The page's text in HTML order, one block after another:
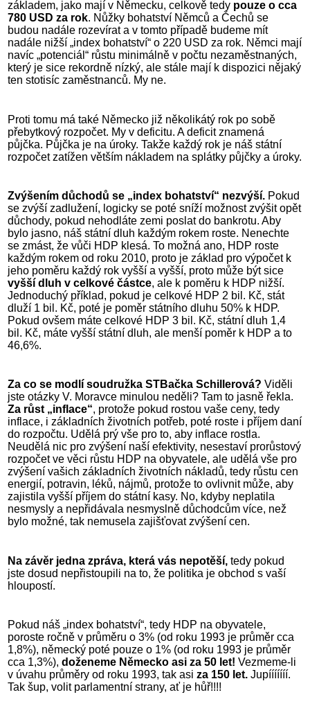
základem, jako mají v Německu, celkově tedy pouze o cca
780 USD za rok. Nůžky bohatství Němců a Čechů se
budou nadále rozevírat a v tomto případě budeme mít
nadále nižší „index bohatství“ o 220 USD za rok. Němci mají
navíc „potenciál“ růstu minimálně v počtu nezaměstnaných,
který je sice rekordně nízký, ale stále mají k dispozici nějaký
ten stotisíc zaměstnanců. My ne.
Proti tomu má také Německo již několikátý rok po sobě
přebytkový rozpočet. My v deficitu. A deficit znamená
půjčka. Půjčka je na úroky. Takže každý rok je náš státní
rozpočet zatížen větším nákladem na splátky půjčky a úroky.
Zvýšením důchodů se „index bohatství“ nezvýší. Pokud
se zvýší zadlužení, logicky se poté sníží možnost zvýšit opět
důchody, pokud nehodláte zemi poslat do bankrotu. Aby
bylo jasno, náš státní dluh každým rokem roste. Nenechte
se zmást, že vůči HDP klesá. To možná ano, HDP roste
každým rokem od roku 2010, proto je základ pro výpočet k
jeho poměru každý rok vyšší a vyšší, proto může být sice
vyšší dluh v celkové částce, ale k poměru k HDP nižší.
Jednoduchý příklad, pokud je celkové HDP 2 bil. Kč, stát
dluží 1 bil. Kč, poté je poměr státního dluhu 50% k HDP.
Pokud ovšem máte celkové HDP 3 bil. Kč, státní dluh 1,4
bil. Kč, máte vyšší státní dluh, ale menší poměr k HDP a to
46,6%.
Za co se modlí soudružka STBačka Schillerová? Viděli
jste otázky V. Moravce minulou neděli? Tam to jasně řekla.
Za růst „inflace“, protože pokud rostou vaše ceny, tedy
inflace, i základních životních potřeb, poté roste i příjem daní
do rozpočtu. Udělá prý vše pro to, aby inflace rostla.
Neudělá nic pro zvýšení naší efektivity, nesestaví prorůstový
rozpočet ve věci růstu HDP na obyvatele, ale udělá vše pro
zvýšení vašich základních životních nákladů, tedy růstu cen
energií, potravin, léků, nájmů, protože to ovlivnit může, aby
zajistila vyšší příjem do státní kasy. No, kdyby neplatila
nesmysly a nepřidávala nesmyslně důchodcům více, než
bylo možné, tak nemusela zajišťovat zvýšení cen.
Na závěr jedna zpráva, která vás nepotěší, tedy pokud
jste dosud nepřistoupili na to, že politika je obchod s vaší
hloupostí.
Pokud náš „index bohatství“, tedy HDP na obyvatele,
poroste ročně v průměru o 3% (od roku 1993 je průměr cca
1,8%), německý poté pouze o 1% (od roku 1993 je průměr
cca 1,3%),doženeme Německo asi za 50 let! Vezmeme-li
v úvahu průměry od roku 1993, tak asiza 150 let. Jupííííííí.
Tak šup, volit parlamentní strany, ať je hůř!!!!